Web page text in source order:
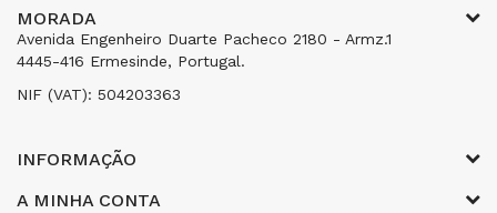
MORADA
Avenida Engenheiro Duarte Pacheco 2180 - Armz.1
4445-416 Ermesinde, Portugal.
NIF (VAT): 504203363
INFORMAÇÃO
A MINHA CONTA